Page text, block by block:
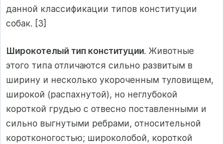
данной классификации типов конституции
собак. [3]
Широкотелый тип конституции. Животные
этого типа отличаются сильно развитым в
ширину и несколько укороченным туловищем,
широкой (распахнутой), но неглубокой
короткой грудью с отвесно поставленными и
сильно выгнутыми ребрами, относительной
коротконогостью; широколобой, короткой